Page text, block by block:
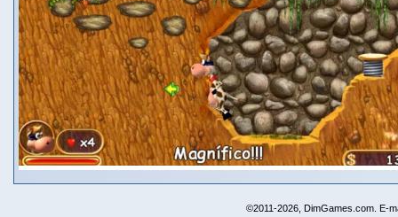
©2011-2026, DimGames.com. E-